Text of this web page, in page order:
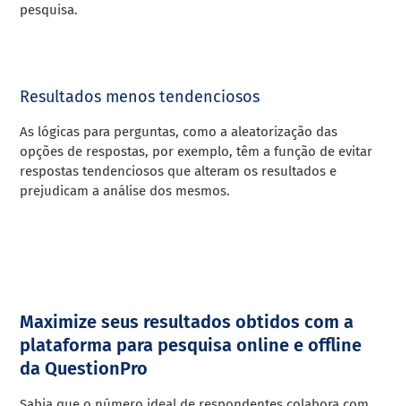
pesquisa.
Resultados menos tendenciosos
As lógicas para perguntas, como a aleatorização das
opções de respostas, por exemplo, têm a função de evitar
respostas tendenciosos que alteram os resultados e
prejudicam a análise dos mesmos.
Maximize seus resultados obtidos com a
plataforma para pesquisa online e offline
da QuestionPro